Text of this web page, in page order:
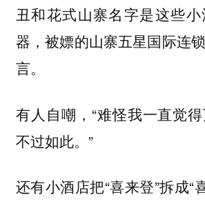
丑和花式山寨名字是这些
器，被嫖的山寨五星国际连
言。
有人自嘲，“难怪我一直觉
不过如此。”
还有小酒店把“喜来登”拆成“